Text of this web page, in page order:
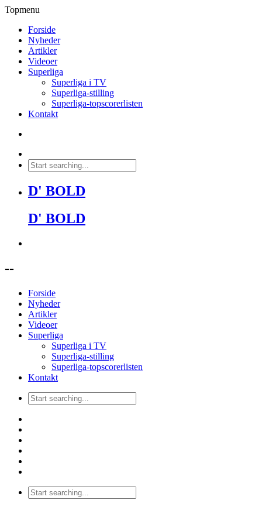
Topmenu
Forside
Nyheder
Artikler
Videoer
Superliga
Superliga i TV
Superliga-stilling
Superliga-topscorerlisten
Kontakt
D' BOLD
D' BOLD
--
Forside
Nyheder
Artikler
Videoer
Superliga
Superliga i TV
Superliga-stilling
Superliga-topscorerlisten
Kontakt